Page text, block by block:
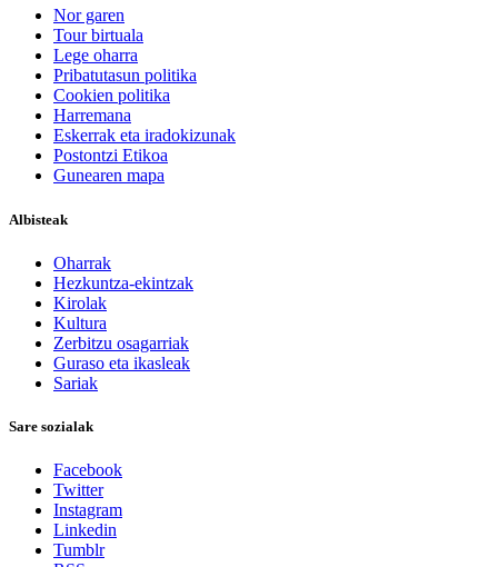
Nor garen
Tour birtuala
Lege oharra
Pribatutasun politika
Cookien politika
Harremana
Eskerrak eta iradokizunak
Postontzi Etikoa
Gunearen mapa
Albisteak
Oharrak
Hezkuntza-ekintzak
Kirolak
Kultura
Zerbitzu osagarriak
Guraso eta ikasleak
Sariak
Sare sozialak
Facebook
Twitter
Instagram
Linkedin
Tumblr